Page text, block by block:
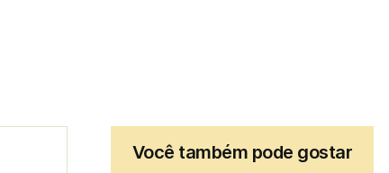
Você também pode gostar